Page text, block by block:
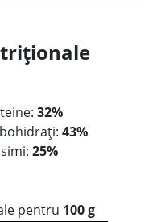
32%
43%
25%
pentru 100 g